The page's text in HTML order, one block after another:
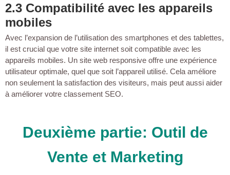
2.3 Compatibilité avec les appareils
mobiles
Avec l’expansion de l’utilisation des smartphones et des tablettes,
il est crucial que votre site internet soit compatible avec les
appareils mobiles. Un site web responsive offre une expérience
utilisateur optimale, quel que soit l’appareil utilisé. Cela améliore
non seulement la satisfaction des visiteurs, mais peut aussi aider
à améliorer votre classement SEO.
Deuxième partie: Outil de
Vente et Marketing